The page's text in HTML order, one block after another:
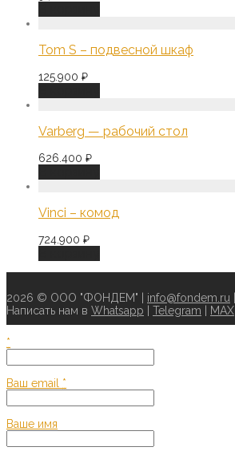
Tom S – подвесной шкаф
125.900 ₽
Varberg — рабочий стол
626.400 ₽
Vinci – комод
724.900 ₽
2026 © ООО "ФОНДЕМ" | info@fondem.ru
Написать нам в Whatsapp Telegram MAX
*
Ваш email *
Ваше имя